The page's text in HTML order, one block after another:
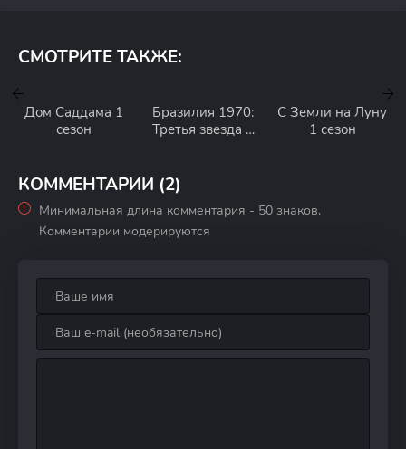
СМОТРИТЕ ТАКЖЕ:
Дом Саддама 1
сезон
Бразилия 1970:
Третья звезда 1
С Земли на Луну
1 сезон
КОММЕНТАРИИ (2)
Минимальная длина комментария - 50 знаков.
Комментарии модерируются